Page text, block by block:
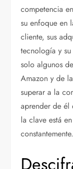
competencia
su enfoque en
cliente, sus
tecnología y
solo algunos
Amazon y de
superar a la
aprender de él
la clave está
constantemente.